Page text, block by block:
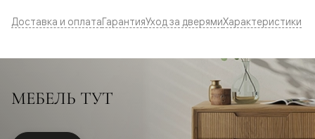
Доставка и оплатаГарантияУход за дверямиХарактеристики
МЕБЕЛЬ ТУТ